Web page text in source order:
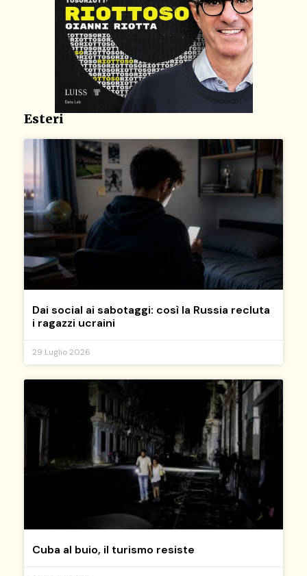
Esteri
Dai social ai sabotaggi: così la Russia recluta
i ragazzi ucraini
29 Luglio 2026
Cuba al buio, il turismo resiste